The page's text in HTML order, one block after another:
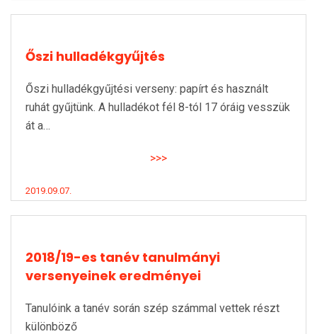
Őszi hulladékgyűjtés
Őszi hulladékgyűjtési verseny: papírt és használt
ruhát gyűjtünk. A hulladékot fél 8-tól 17 óráig vesszük
át a…
>>>
2019.09.07.
2018/19-es tanév tanulmányi
versenyeinek eredményei
Tanulóink a tanév során szép számmal vettek részt
különböző